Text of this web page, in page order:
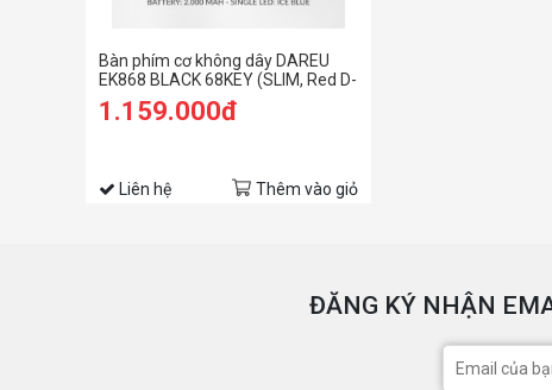
Bàn phím cơ không dây DAREU
EK868 BLACK 68KEY (SLIM, Red D-
KAILH switch)
1.159.000đ
Liên hệ Thêm vào giỏ
ĐĂNG KÝ NHẬN